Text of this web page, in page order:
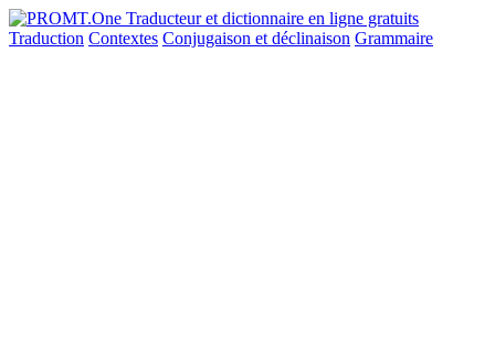
Traduction Contextes Conjugaison et déclinaison Grammaire